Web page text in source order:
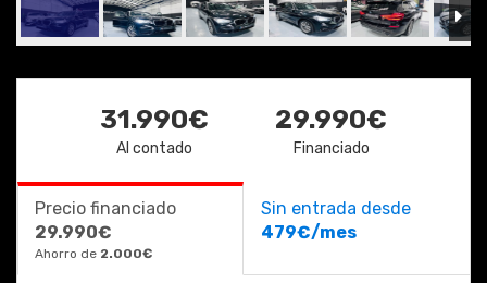
31.990€
Al contado
29.990€
Financiado
Precio financiado
29.990€
Ahorro de 2.000€
Sin entrada desde
479€/mes